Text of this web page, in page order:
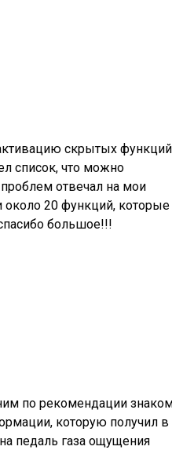
скрытых функций
список, что можно
отвечал на мои
20 функций, которые
большое!!!
по рекомендации
которую получил в
педаль газа ощущения